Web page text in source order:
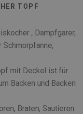
TOPF
, Dampfgarer,
Schmorpfanne,
mit Deckel ist für
Backen und Backen
Braten, Sautieren